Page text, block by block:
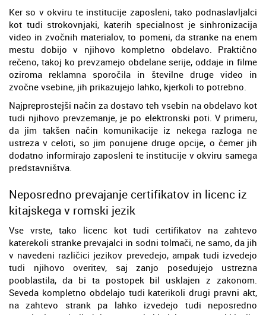
Ker so v okviru te institucije zaposleni, tako podnaslavljalci
kot tudi strokovnjaki, katerih specialnost je sinhronizacija
video in zvočnih materialov, to pomeni, da stranke na enem
mestu dobijo v njihovo kompletno obdelavo. Praktično
rečeno, takoj ko prevzamejo obdelane serije, oddaje in filme
oziroma reklamna sporočila in številne druge video in
zvočne vsebine, jih prikazujejo lahko, kjerkoli to potrebno.
Najpreprostejši način za dostavo teh vsebin na obdelavo kot
tudi njihovo prevzemanje, je po elektronski poti. V primeru,
da jim takšen način komunikacije iz nekega razloga ne
ustreza v celoti, so jim ponujene druge opcije, o čemer jih
dodatno informirajo zaposleni te institucije v okviru samega
predstavništva.
Neposredno prevajanje certifikatov in licenc iz
kitajskega v romski jezik
Vse vrste, tako licenc kot tudi certifikatov na zahtevo
katerekoli stranke prevajalci in sodni tolmači, ne samo, da jih
v navedeni različici jezikov prevedejo, ampak tudi izvedejo
tudi njihovo overitev, saj zanjo posedujejo ustrezna
pooblastila, da bi ta postopek bil usklajen z zakonom.
Seveda kompletno obdelajo tudi katerikoli drugi pravni akt,
na zahtevo strank pa lahko izvedejo tudi neposredno